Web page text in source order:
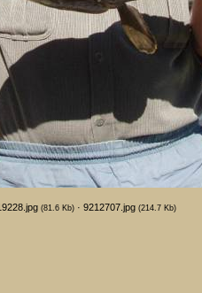
(81.6 Kb) · 9212707.jpg (214.7 Kb)